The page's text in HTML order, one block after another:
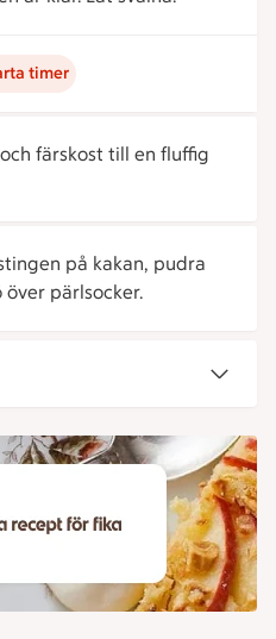
timer
färskost till en fluffig
på kakan, pudra
pärlsocker.